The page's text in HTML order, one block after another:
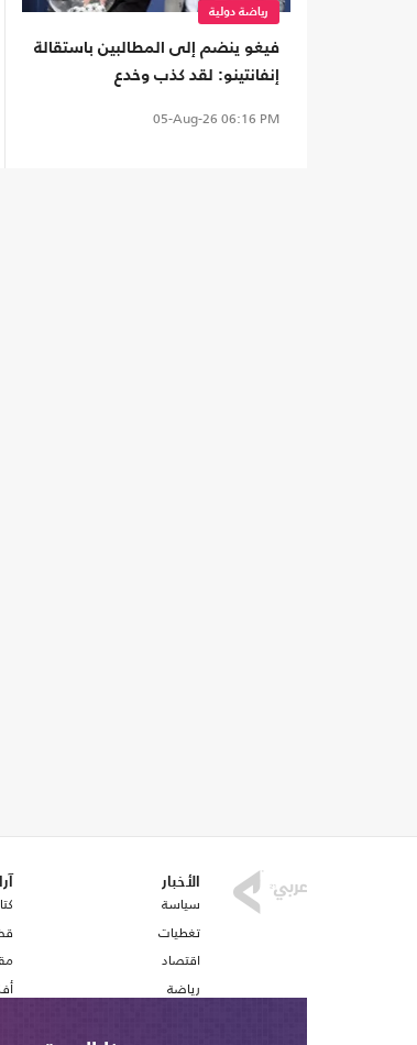
رياضة دولية
فيغو ينضم إلى المطالبين باستقالة
إنفانتينو: لقد كذب وخدع
05-Aug-26 06:16 PM
الأخبار
سياسة
تغطيات
اقتصاد
رياضة